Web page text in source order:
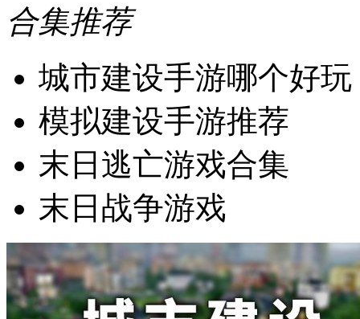
合集推荐
城市建设手游哪个好玩
模拟建设手游推荐
末日逃亡游戏合集
末日战争游戏